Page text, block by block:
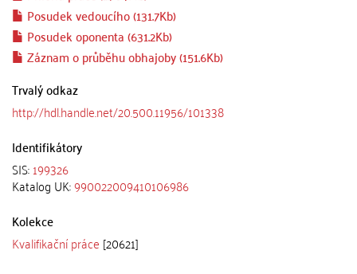
Posudek vedoucího (131.7Kb)
Posudek oponenta (631.2Kb)
Záznam o průběhu obhajoby (151.6Kb)
Trvalý odkaz
http://hdl.handle.net/20.500.11956/101338
Identifikátory
SIS:199326
Katalog UK:990022009410106986
Kolekce
Kvalifikační práce [20621]